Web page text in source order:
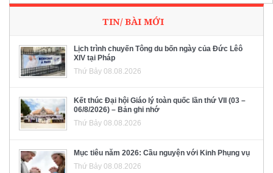
TIN/ BÀI MỚI
Lịch trình chuyến Tông du bốn ngày của Đức Lêô
XIV tại Pháp
Thứ Bảy 08.08.2026
Kết thúc Đại hội Giáo lý toàn quốc lần thứ VII (03 –
06/8/2026) – Bản ghi nhớ
Thứ Bảy 08.08.2026
Mục tiêu năm 2026: Cầu nguyện với Kinh Phụng vụ
Thứ Bảy 08.08.2026